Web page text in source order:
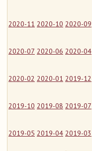
2020-11 2020-10 2020-09
2020-07 2020-06 2020-04
2020-02 2020-01 2019-12
2019-10 2019-08 2019-07
2019-05 2019-04 2019-03